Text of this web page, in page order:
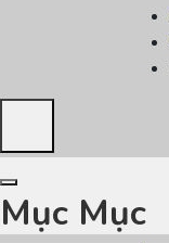
Mục Mục